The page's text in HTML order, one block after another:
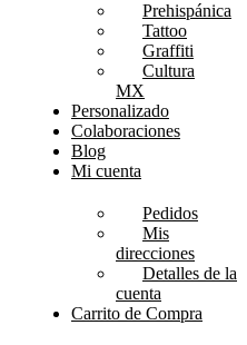
Prehispánica
Tattoo
Graffiti
Cultura
MX
Personalizado
Colaboraciones
Blog
Mi cuenta
Pedidos
Mis
direcciones
Detalles de la
cuenta
Carrito de Compra